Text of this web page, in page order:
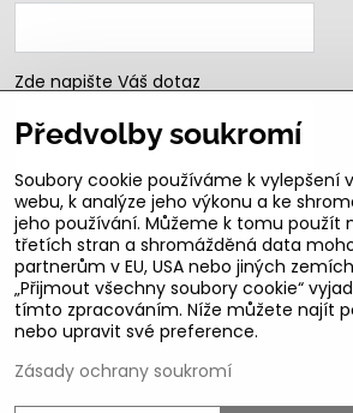
Zde napište Váš dotaz
Odeslat
B2b podmínky pro
Předvolby soukromí
Soubory cookie používáme k vylepšení
webu, k analýze jeho výkonu a ke
jeho používání. Můžeme k tomu použít
třetích stran a shromážděná data
partnerům v EU, USA nebo jiných
„Přijmout všechny soubory cookie“
tímto zpracováním. Níže můžete najít
nebo upravit své preference.
Zásady ochrany soukromí